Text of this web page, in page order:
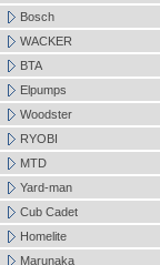
Bosch
WACKER
BTA
Elpumps
Woodster
RYOBI
MTD
Yard-man
Cub Cadet
Homelite
Marunaka